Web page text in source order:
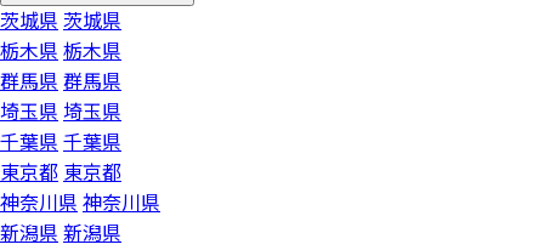
茨城県 茨城県
栃木県 栃木県
群馬県 群馬県
埼玉県 埼玉県
千葉県 千葉県
東京都 東京都
神奈川県 神奈川県
新潟県 新潟県